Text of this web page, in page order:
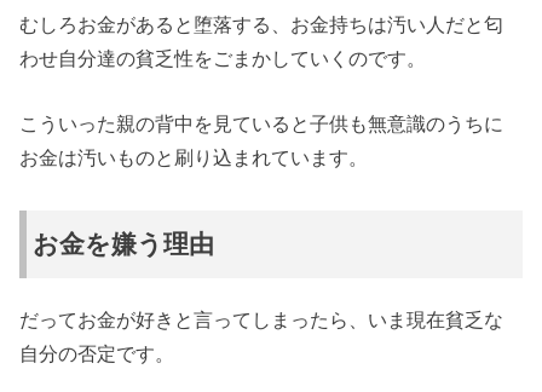
むしろお金があると堕落する、お金持ちは汚い人だと匂
わせ自分達の貧乏性をごまかしていくのです。
こういった親の背中を見ていると子供も無意識のうちに
お金は汚いものと刷り込まれています。
お金を嫌う理由
だってお金が好きと言ってしまったら、いま現在貧乏な
自分の否定です。